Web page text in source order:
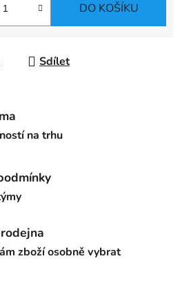
DO KOŠÍKU
Sdílet
na trhu
zboží osobně vybrat